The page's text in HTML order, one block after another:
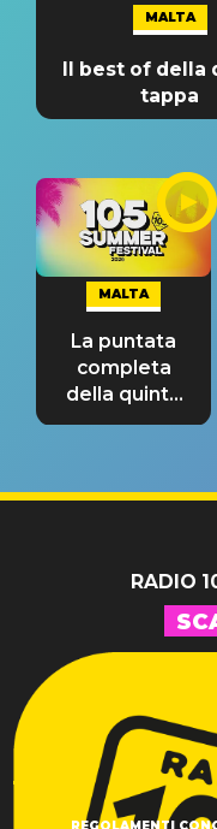
MALTA
Il best of della
tappa
MALTA
La puntata
completa
della quinta
tappa
RADIO